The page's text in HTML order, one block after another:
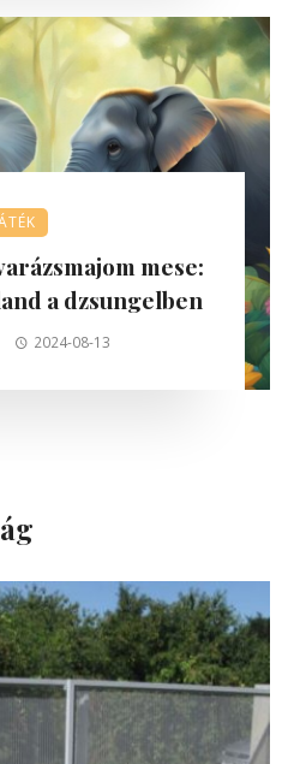
mese:
a dzsungelben
2024-08-13